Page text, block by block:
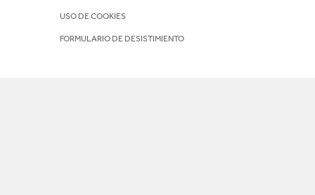
USO DE COOKIES
FORMULARIO DE DESISTIMIENTO